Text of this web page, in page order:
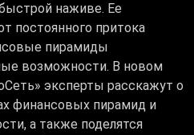
наживе. Ее
постоянного притока
пирамиды
возможности. В новом
эксперты расскажут о
финансовых пирамид и
а также поделятся